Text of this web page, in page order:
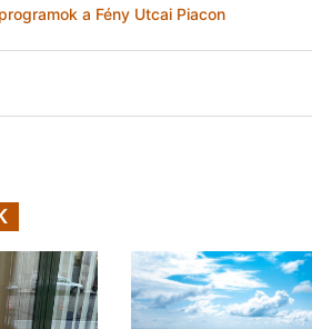
a Fény Utcai Piacon